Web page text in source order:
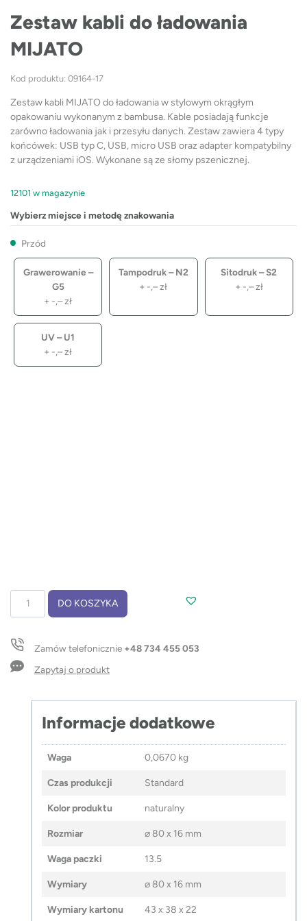
Zestaw kabli do ładowania
MIJATO
Kod produktu: 09164-17
Zestaw kabli MIJATO do ładowania w stylowym okrągłym
opakowaniu wykonanym z bambusa. Kable posiadają funkcje
zarówno ładowania jak i przesyłu danych. Zestaw zawiera 4 typy
końcówek: USB typ C, USB, micro USB oraz adapter kompatybilny
z urządzeniami iOS. Wykonane są ze słomy pszenicznej.
12101 w magazynie
Wybierz miejsce i metodę znakowania
Przód
Grawerowanie –
G5
+ -,–zł
Tampodruk – N2
+ -,–zł
Sitodruk – S2
+ -,–zł
UV – U1
+ -,–zł
do
ładowania
MIJATO
DO KOSZYKA
Zamów telefonicznie +48 734 455 053
Zapytaj o produkt
Informacje dodatkowe
Waga 0,0670 kg
Czas produkcji Standard
Kolor produktu naturalny
Rozmiar ⌀ 80 x 16 mm
Waga paczki 13.5
Wymiary ⌀ 80 x 16 mm
Wymiary kartonu 43 x 38 x 22